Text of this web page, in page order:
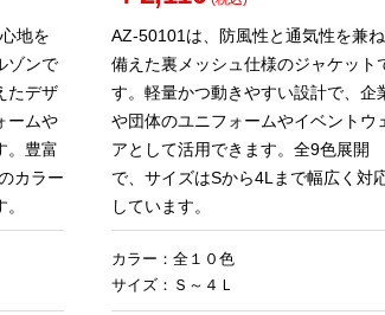
地を
ゾンで
たデザ
ームや
。豊富
カラー
AZ-50101は、防風性と通気性を兼ね
備えた裏メッシュ仕様のジャケット
す。軽量かつ動きやすい設計で、企
や団体のユニフォームやイベントウ
アとして活用できます。全9色展開
で、サイズはSから4Lまで幅広く対
しています。
カラー：全１０色
サイズ：Ｓ～４Ｌ